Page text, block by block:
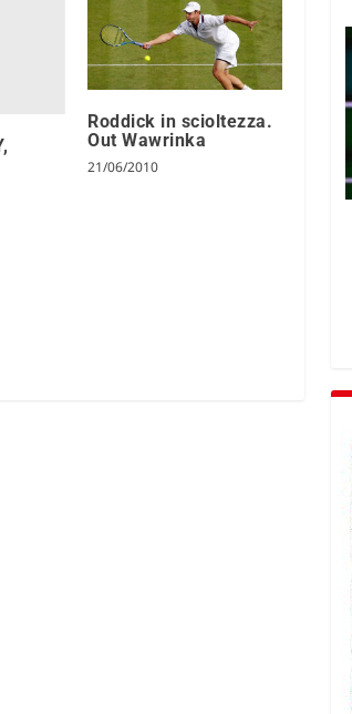
Roddick in scioltezza.
Out Wawrinka
21/06/2010